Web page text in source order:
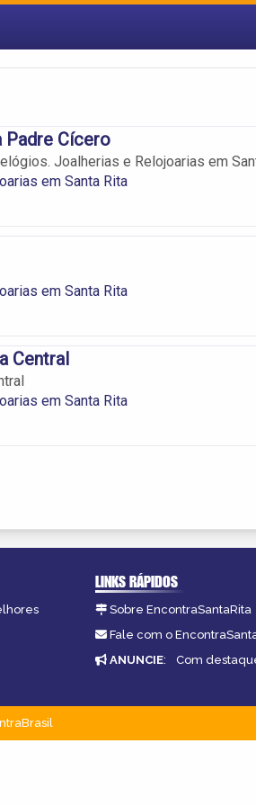
Padre Cícero
Joalherias e Relojoarias em
em Santa Rita
em Santa Rita
Central
em Santa Rita
LINKS RÁPIDOS
Sobre EncontraSantaRita
Fale com o
ANUNCIE: Com